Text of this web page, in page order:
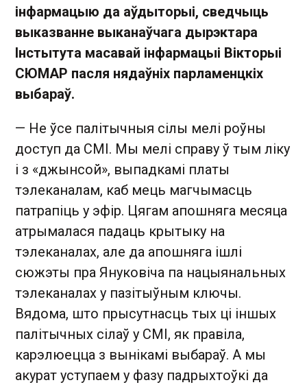
інфармацыю да аўдыторыі, сведчыць
выказванне выканаўчага дырэктара
Інстытута масавай інфармацыі Вікторыі
СЮМАР пасля нядаўніх парламенцкіх
выбараў.
— Не ўсе палітычныя сілы мелі роўны
доступ да СМІ. Мы мелі справу ў тым ліку
і з «джынсой», выпадкамі платы
тэлеканалам, каб мець магчымасць
патрапіць у эфір. Цягам апошняга месяца
атрымалася падаць крытыку на
тэлеканалах, але да апошняга ішлі
сюжэты пра Януковіча па нацыянальных
тэлеканалах у пазітыўным ключы.
Вядома, што прысутнасць тых ці іншых
палітычных сілаў у СМІ, як правіла,
карэлюецца з вынікамі выбараў. А мы
акурат уступаем у фазу падрыхтоўкі да